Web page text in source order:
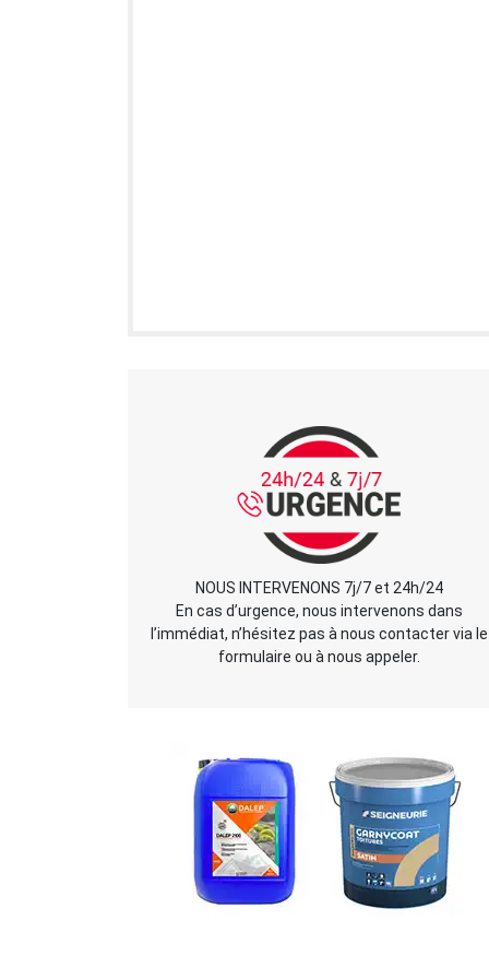
NOUS INTERVENONS 7j/7 et 24h/24
En cas d’urgence, nous intervenons dans
l’immédiat, n’hésitez pas à nous contacter via le
formulaire ou à nous appeler.